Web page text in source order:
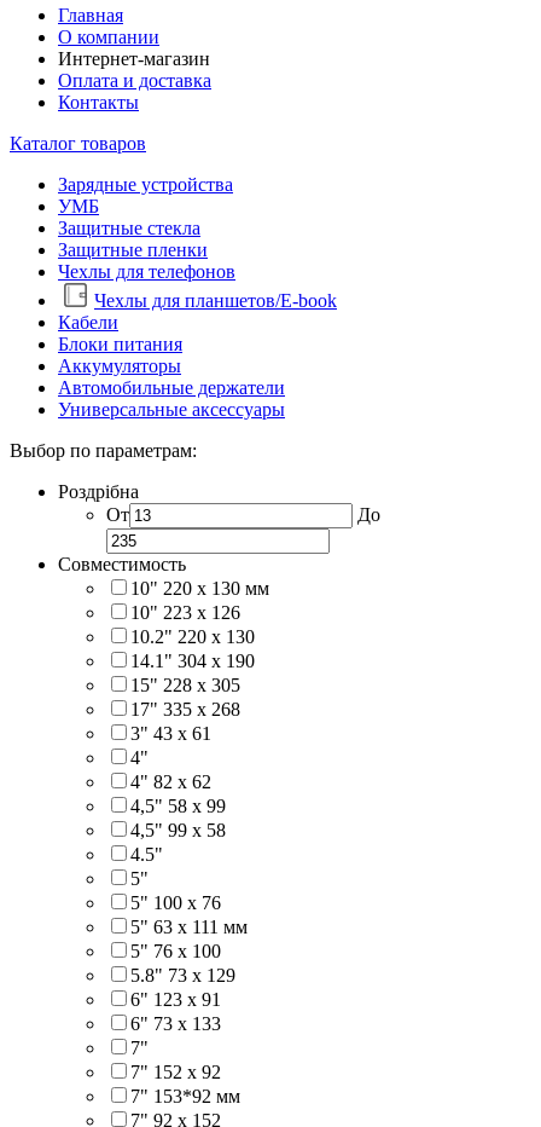
Главная
О компании
Интернет-магазин
Оплата и доставка
Контакты
Каталог товаров
Зарядные устройства
УМБ
Защитные стекла
Защитные пленки
Чехлы для телефонов
Чехлы для планшетов/E-book
Кабели
Блоки питания
Аккумуляторы
Автомобильные держатели
Универсальные аксессуары
Выбор по параметрам:
Роздрібна
От
До
Совместимость
10" 220 x 130 мм
10" 223 x 126
10.2" 220 x 130
14.1" 304 х 190
15" 228 x 305
17" 335 х 268
3" 43 x 61
4"
4" 82 x 62
4,5" 58 х 99
4,5" 99 x 58
4.5"
5"
5" 100 x 76
5" 63 x 111 мм
5" 76 х 100
5.8" 73 x 129
6" 123 х 91
6" 73 х 133
7"
7" 152 x 92
7" 153*92 мм
7" 92 х 152